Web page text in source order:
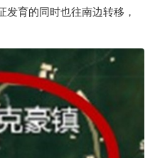
发育的同时也往南边转移，